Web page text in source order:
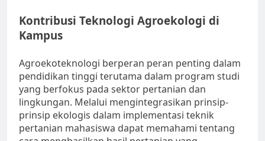
Kontribusi Teknologi Agroekologi di
Kampus
Agroekoteknologi berperan peran penting dalam
pendidikan tinggi terutama dalam program studi
yang berfokus pada sektor pertanian dan
lingkungan. Melalui mengintegrasikan prinsip-
prinsip ekologis dalam implementasi teknik
pertanian mahasiswa dapat memahami tentang